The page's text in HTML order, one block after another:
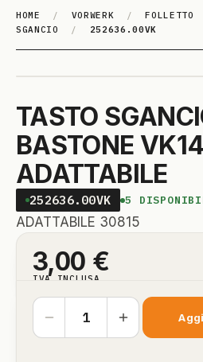
HOME / VORWERK / FOLLETTO
SGANCIO
/ 252636.00VK
TASTO
BASTONE
ADATTABILE
252636.00VK 5
ADATTABILE 30815
3,00 €
IVA INCLUSA